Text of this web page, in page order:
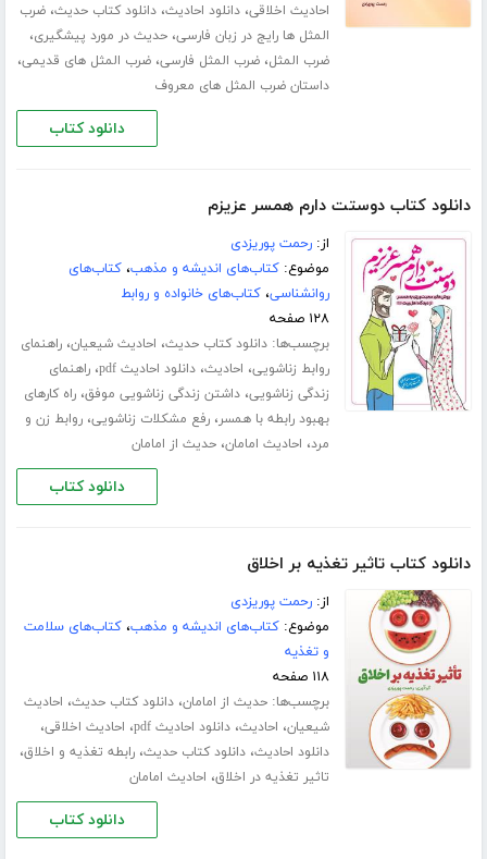
احادیث اخلاقی،دانلود احادیث،دانلود کتاب حدیث،ضرب
المثل ها رایج در زبان فارسی،حدیث در مورد پیشگیری،
ضرب المثل،ضرب المثل فارسی،ضرب المثل های قدیمی،
داستان ضرب المثل های معروف
دانلود کتاب
دانلود کتاب دوستت دارم همسر عزیزم
از:رحمت پوریزدی
موضوع:کتاب‌های اندیشه و مذهب،کتاب‌های
روانشناسی،کتاب‌های خانواده و روابط
۱۲۸ صفحه
برچسب‌ها:دانلود کتاب حدیث، احادیث شیعیان،راهنمای
روابط زناشویی، احادیث،دانلود احادیث pdf ،راهنمای
زندگی زناشویی،داشتن زندگی زناشویی موفق،راه کارهای
بهبود رابطه با همسر،رفع مشکلات زناشویی،روابط زن و
مرد، احادیث امامان،حدیث از امامان
دانلود کتاب
دانلود کتاب تاثیر تغذیه بر اخلاق
از:رحمت پوریزدی
موضوع:کتاب‌های اندیشه و مذهب،کتاب‌های سلامت
و تغذیه
۱۱۸ صفحه
برچسب‌ها:حدیث از امامان،دانلود کتاب حدیث، احادیث
شیعیان، احادیث،دانلود احادیث pdf ، احادیث اخلاقی،
دانلود احادیث،دانلود کتاب حدیث،رابطه تغذیه و اخلاق،
تاثیر تغذیه در اخلاق، احادیث امامان
دانلود کتاب